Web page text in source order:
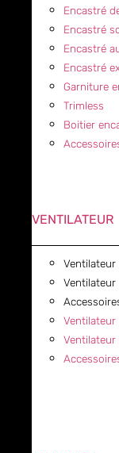
Encastré
Encastré
Encastré
Encastré
Garniture
Trimless
Boitier
VENTILATEUR
Ventilateur
Ventilateur